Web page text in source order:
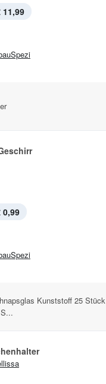
11,99
0,99
Kunststoff 25 Stück